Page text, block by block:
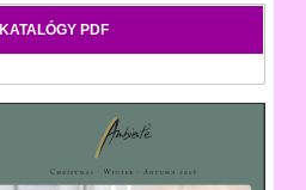
KATALÓGY PDF